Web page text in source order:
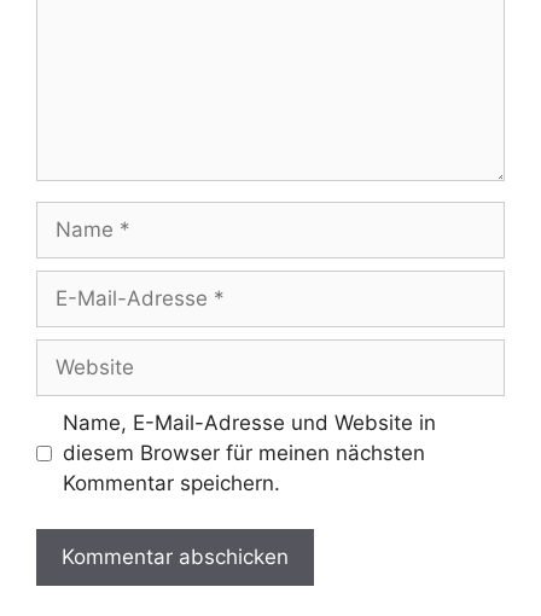
Mail-
Adresse
Name, E-Mail-Adresse und Website in
diesem Browser für meinen nächsten
Kommentar speichern.